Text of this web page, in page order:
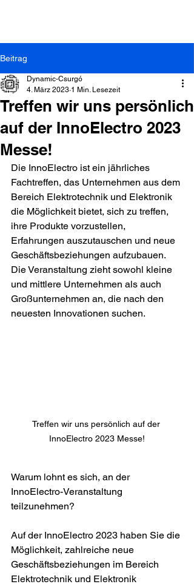
Dynamic-Csurgó Kft. |
Beitrag
Treffen wir uns persönlich
auf der InnoElectro 2023
Messe!
Dynamic-Csurgó
4. März 2023 1 Min. Lesezeit
Die InnoElectro ist ein jährliches
Fachtreffen, das Unternehmen aus dem
Bereich Elektrotechnik und Elektronik
die Möglichkeit bietet, sich zu treffen,
ihre Produkte vorzustellen,
Erfahrungen auszutauschen und neue
Geschäftsbeziehungen aufzubauen.
Die Veranstaltung zieht sowohl kleine
und mittlere Unternehmen als auch
Großunternehmen an, die nach den
neuesten Innovationen suchen.
Treffen wir uns persönlich auf der
InnoElectro 2023 Messe!
Warum lohnt es sich, an der
InnoElectro-Veranstaltung
teilzunehmen?
Auf der InnoElectro 2023 haben Sie die
Möglichkeit, zahlreiche neue
Geschäftsbeziehungen im Bereich
Elektrotechnik und Elektronik